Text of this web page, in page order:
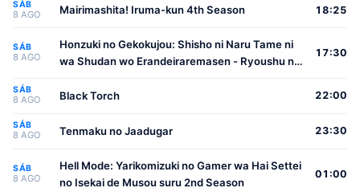
SÁB
8 AGO Mairimashita! Iruma-kun 4th Season 18:25
SÁB
8 AGO
Honzuki no Gekokujou: Shisho ni Naru Tame ni
wa Shudan wo Erandeiraremasen - Ryoushu no
17:30
SÁB
8 AGO Black Torch 22:00
SÁB
8 AGO Tenmaku no Jaadugar 23:30
SÁB
8 AGO
Hell Mode: Yarikomizuki no Gamer wa Hai Settei
no Isekai de Musou suru 2nd Season
01:00